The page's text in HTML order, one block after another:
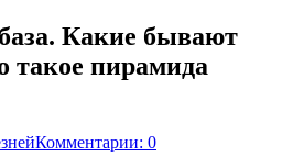
Какие бывают
пирамида
Комментарии: 0